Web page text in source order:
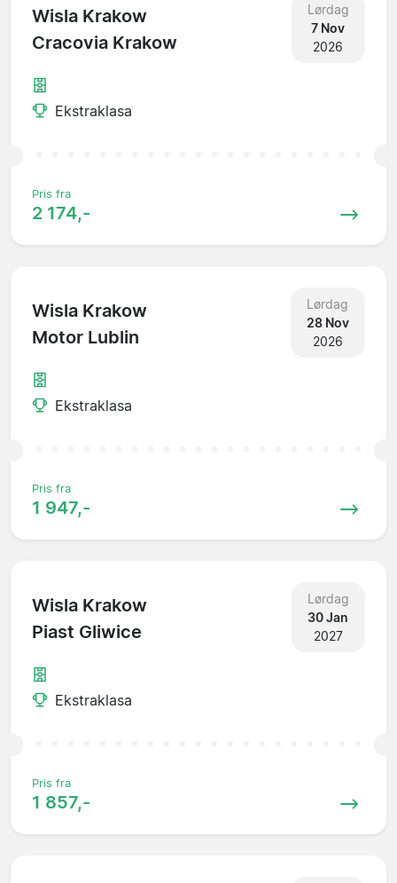
Wisla Krakow
Cracovia Krakow
Lørdag
7 Nov
2026
Ekstraklasa
Pris fra
2 174,-
Wisla Krakow
Motor Lublin
Lørdag
28 Nov
2026
Ekstraklasa
Pris fra
1 947,-
Wisla Krakow
Piast Gliwice
Lørdag
30 Jan
2027
Ekstraklasa
Pris fra
1 857,-